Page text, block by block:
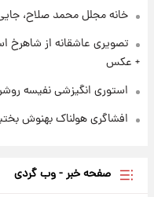
خانه مجلل محمد صلاح،
تصویری عاشقانه از
+ عکس
استوری انگیزشی نفیسه
افشاگری هولناک بهنوش
صفحه خبر - وب گردی